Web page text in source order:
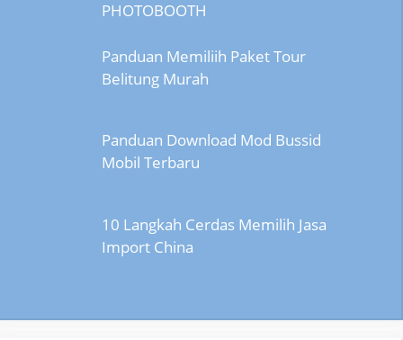
PHOTOBOOTH
Panduan Memiliih Paket Tour
Belitung Murah
Panduan Download Mod Bussid
Mobil Terbaru
10 Langkah Cerdas Memilih Jasa
Import China